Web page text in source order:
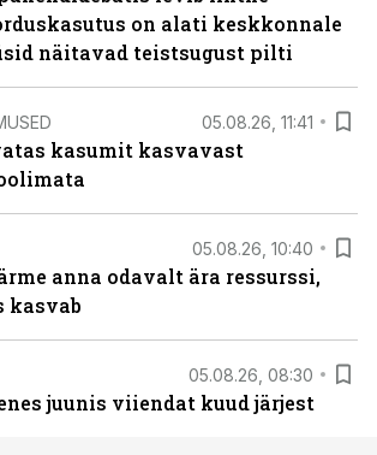
on alati keskkonnale
näitavad teistsugust pilti
05.08.26, 11:41
kasumit kasvavast
05.08.26, 10:40
anna odavalt ära ressurssi,
kasvab
05.08.26, 08:30
juunis viiendat kuud järjest